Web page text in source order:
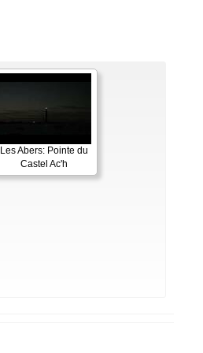
Les Abers: Pointe du
Castel Ac'h